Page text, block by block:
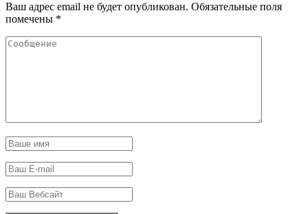
Ваш адрес email не будет опубликован. Обязательные поля
помечены *